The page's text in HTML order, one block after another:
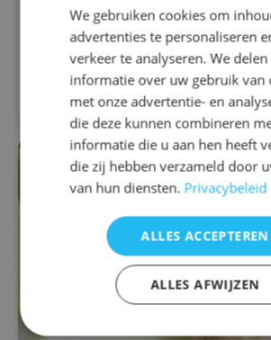
naalden die op bepaalde punten in
aangebracht worden om
Lees meer
We gebruiken cookies om
advertenties te personaliseren
verkeer te analyseren. We
informatie over uw gebruik van
met onze advertentie- en
die deze kunnen combineren
informatie die u aan hen heeft
die zij hebben verzameld door
van hun diensten. Privacybeleid
ALLES ACCEPTEREN
ALLES AFWIJZEN